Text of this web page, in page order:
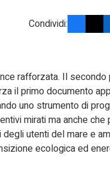
Condividi:
rafforzata. Il secondo
il primo documento
uno strumento di
mirati ma anche che
utenti del mare e a
ecologica ed